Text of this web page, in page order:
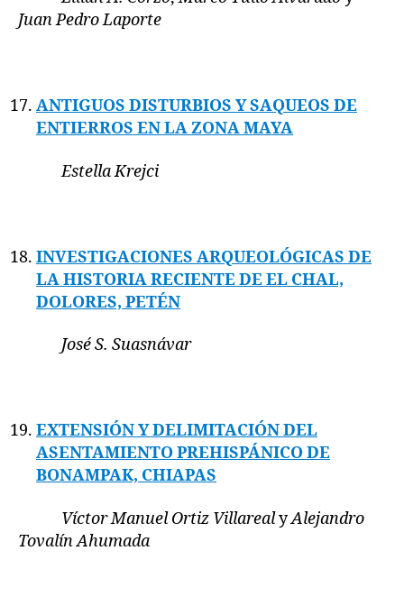
Juan Pedro Laporte
ANTIGUOS DISTURBIOS Y SAQUEOS DE
ENTIERROS EN LA ZONA MAYA
Estella Krejci
INVESTIGACIONES ARQUEOLÓGICAS DE
LA HISTORIA RECIENTE DE EL CHAL,
DOLORES, PETÉN
José S. Suasnávar
EXTENSIÓN Y DELIMITACIÓN DEL
ASENTAMIENTO PREHISPÁNICO DE
BONAMPAK, CHIAPAS
Víctor Manuel Ortiz VillarealyAlejandro
Tovalín Ahumada